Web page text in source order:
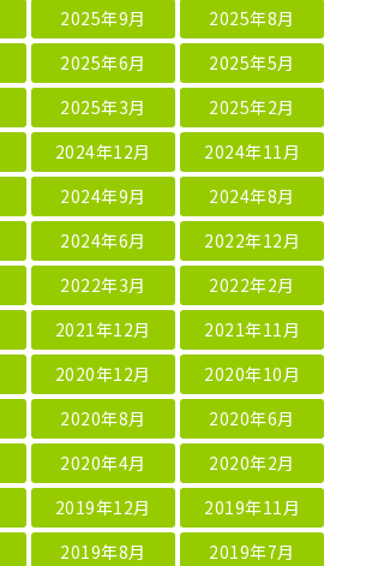
2025年9月
2025年8月
2025年6月
2025年5月
2025年3月
2025年2月
2024年12月
2024年11月
2024年9月
2024年8月
2024年6月
2022年12月
2022年3月
2022年2月
2021年12月
2021年11月
2020年12月
2020年10月
2020年8月
2020年6月
2020年4月
2020年2月
2019年12月
2019年11月
2019年8月
2019年7月